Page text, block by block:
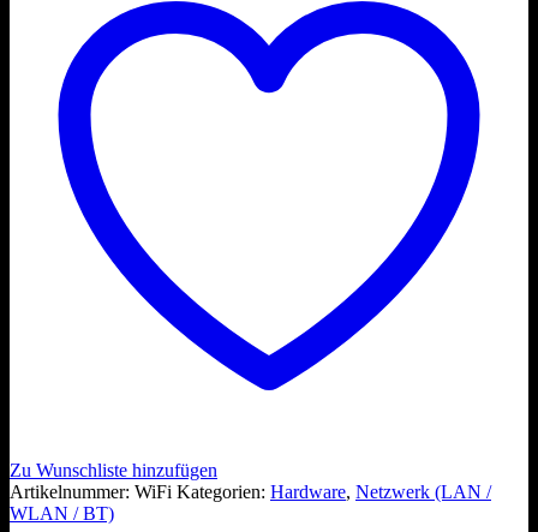
Zu Wunschliste hinzufügen
Artikelnummer: WiFi Kategorien: Hardware, Netzwerk (LAN /
WLAN / BT)